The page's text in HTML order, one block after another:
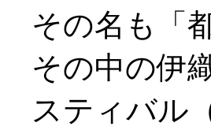
その名も「
その中の伊
スティバル